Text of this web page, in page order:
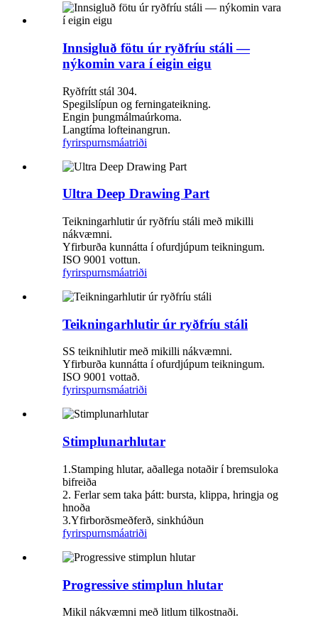
Innsigluð fötu úr ryðfríu stáli —
nýkomin vara í eigin eigu
Ryðfrítt stál 304.
Spegilslípun og ferningateikning.
Engin þungmálmaúrkoma.
Langtíma lofteinangrun.
fyrirspurnsmáatriði
Ultra Deep Drawing Part
Teikningarhlutir úr ryðfríu stáli með mikilli
nákvæmni.
Yfirburða kunnátta í ofurdjúpum teikningum.
ISO 9001 vottun.
fyrirspurnsmáatriði
Teikningarhlutir úr ryðfríu stáli
SS teiknihlutir með mikilli nákvæmni.
Yfirburða kunnátta í ofurdjúpum teikningum.
ISO 9001 vottað.
fyrirspurnsmáatriði
Stimplunarhlutar
1.Stamping hlutar, aðallega notaðir í bremsuloka
bifreiða
2. Ferlar sem taka þátt: bursta, klippa, hringja og
hnoða
3.Yfirborðsmeðferð, sinkhúðun
fyrirspurnsmáatriði
Progressive stimplun hlutar
Mikil nákvæmni með litlum tilkostnaði.